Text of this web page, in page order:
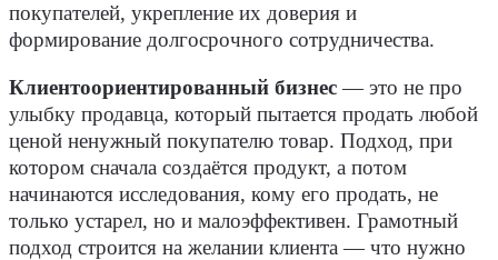
покупателей, укрепление их доверия и
формирование долгосрочного сотрудничества.
Клиентоориентированный бизнес — это не про
улыбку продавца, который пытается продать любой
ценой ненужный покупателю товар. Подход, при
котором сначала создаётся продукт, а потом
начинаются исследования, кому его продать, не
только устарел, но и малоэффективен. Грамотный
подход строится на желании клиента — что нужно